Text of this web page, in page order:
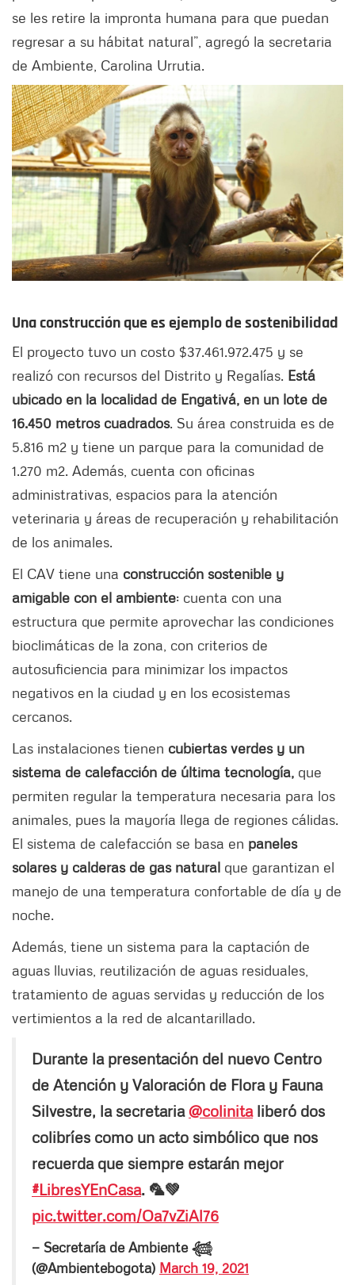
se les retire la impronta humana para que puedan
regresar a su hábitat natural”, agregó la secretaria
de Ambiente, Carolina Urrutia.
Una construcción que es ejemplo de sostenibilidad
El proyecto tuvo un costo $37.461.972.475 y se
realizó con recursos del Distrito y Regalías. Está
ubicado en la localidad de Engativá, en un lote de
16.450 metros cuadrados. Su área construida es de
5.816 m2 y tiene un parque para la comunidad de
1.270 m2. Además, cuenta con oficinas
administrativas, espacios para la atención
veterinaria y áreas de recuperación y rehabilitación
de los animales.
El CAV tiene una construcción sostenible y
amigable con el ambiente: cuenta con una
estructura que permite aprovechar las condiciones
bioclimáticas de la zona, con criterios de
autosuficiencia para minimizar los impactos
negativos en la ciudad y en los ecosistemas
cercanos.
Las instalaciones tienen cubiertas verdes y un
sistema de calefacción de última tecnología, que
permiten regular la temperatura necesaria para los
animales, pues la mayoría llega de regiones cálidas.
El sistema de calefacción se basa en paneles
solares y calderas de gas natural que garantizan el
manejo de una temperatura confortable de día y de
noche.
Además, tiene un sistema para la captación de
aguas lluvias, reutilización de aguas residuales,
tratamiento de aguas servidas y reducción de los
vertimientos a la red de alcantarillado.
Durante la presentación del nuevo Centro
de Atención y Valoración de Flora y Fauna
Silvestre, la secretaria @colinita liberó dos
colibríes como un acto simbólico que nos
recuerda que siempre estarán mejor
#LibresYEnCasa. 🦜💚
pic.twitter.com/Oa7vZiAl76
— Secretaría de Ambiente 𓆉
(@Ambientebogota) March 19, 2021